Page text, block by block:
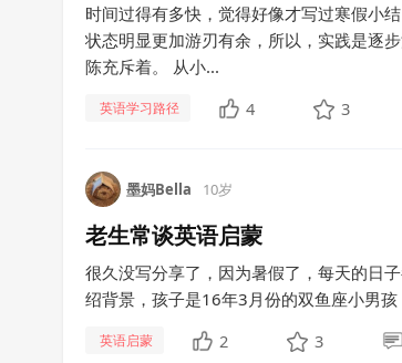
时间过得有多快，觉得好像才写过寒假小
状态明显更加游刃有余，所以，实践是逐
陈充斥着。 从小...
英语学习路径 4 3
墨妈Bella 10岁
老生常谈英语启蒙
很久没写分享了，因为暑假了，每天的日
绍背景，孩子是16年3月份的双鱼座小男
英语启蒙 2 3